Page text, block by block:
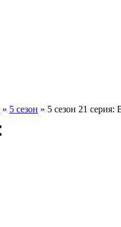
» 5 сезон » 5 сезон 21